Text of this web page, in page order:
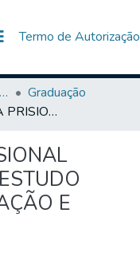
Termo de Autorização
Centro Universitário de Lavras-UNILAVRAS
Graduação
APAC X SISTEMA PRISIONAL CONVENCIONAL: UM ESTUDO SOBRE RESSOCIALIZAÇÃO E REINCIDÊNCIA
E